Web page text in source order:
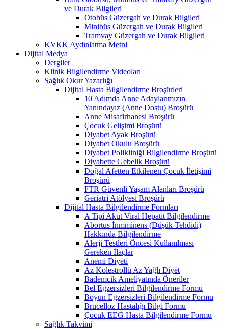
ve Durak Bilgileri
Otobüs Güzergah ve Durak Bilgileri
Minibüs Güzergah ve Durak Bilgileri
Tramvay Güzergah ve Durak Bilgileri
KVKK Aydınlatma Metni
Dijital Medya
Dergiler
Klinik Bilgilendirme Videoları
Sağlık Okur Yazarlığı
Dijital Hasta Bilgilendirme Broşürleri
10 Adımda Anne Adaylarımızın
Yanındayız (Anne Dostu) Broşürü
Anne Misafirhanesi Broşürü
Çocuk Gelişimi Broşürü
Diyabet Ayak Broşürü
Diyabet Okulu Broşürü
Diyabet Polikliniği Bilgilendirme Broşürü
Diyabette Gebelik Broşürü
Doğal Afetten Etkilenen Çocuk İletişimi
Broşürü
FTR Güvenli Yaşam Alanları Broşürü
Geriatri Atölyesi Broşürü
Dijital Hasta Bilgilendirme Formları
A Tipi Akut Viral Hepatit Bilgilendirme
Abortus İnmminens (Düşük Tehdidi)
Hakkında Bilgilendirme
Alerji Testleri Öncesi Kullanılması
Gereken İlaçlar
Anemi Diyeti
Az Kolestrollü Az Yağlı Diyet
Bademcik Ameliyatında Öneriler
Bel Egzersizleri Bilgilendirme Formu
Boyun Egzersizleri Bilgilendirme Formu
Brucelloz Hastalığı Bilgi Formu
Çocuk EEG Hasta Bilgilendirme Formu
Sağlık Takvimi